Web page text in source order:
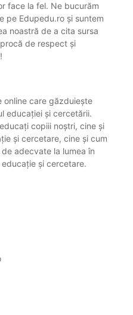
face la fel. Ne bucurăm
pe Edupedu.ro și suntem
noastră de a cita sursa
de respect și
online care găzduiește
educației și cercetării.
copiii noștri, cine și
și cercetare, cine și cum
adecvate la lumea în
și cercetare.